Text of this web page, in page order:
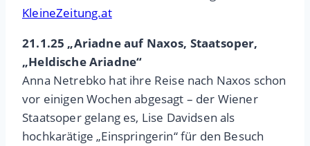
KleineZeitung.at
21.1.25 „Ariadne auf Naxos, Staatsoper,
„Heldische Ariadne“
Anna Netrebko hat ihre Reise nach Naxos schon
vor einigen Wochen abgesagt – der Wiener
Staatsoper gelang es, Lise Davidsen als
hochkarätige „Einspringerin“ für den Besuch